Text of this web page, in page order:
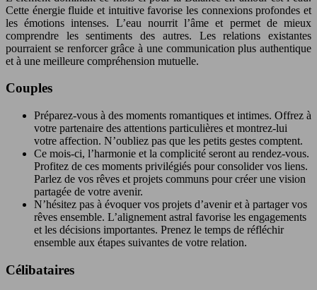
Cette énergie fluide et intuitive favorise les connexions profondes et
les émotions intenses. L’eau nourrit l’âme et permet de mieux
comprendre les sentiments des autres. Les relations existantes
pourraient se renforcer grâce à une communication plus authentique
et à une meilleure compréhension mutuelle.
Couples
Préparez-vous à des moments romantiques et intimes. Offrez à
votre partenaire des attentions particulières et montrez-lui
votre affection. N’oubliez pas que les petits gestes comptent.
Ce mois-ci, l’harmonie et la complicité seront au rendez-vous.
Profitez de ces moments privilégiés pour consolider vos liens.
Parlez de vos rêves et projets communs pour créer une vision
partagée de votre avenir.
N’hésitez pas à évoquer vos projets d’avenir et à partager vos
rêves ensemble. L’alignement astral favorise les engagements
et les décisions importantes. Prenez le temps de réfléchir
ensemble aux étapes suivantes de votre relation.
Célibataires